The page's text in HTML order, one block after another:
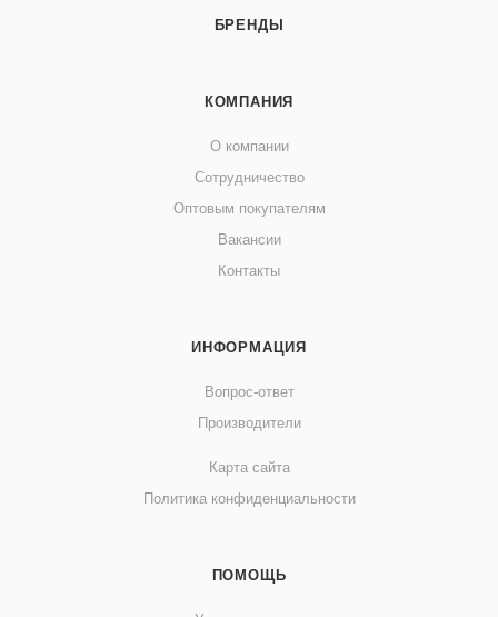
БРЕНДЫ
КОМПАНИЯ
О компании
Сотрудничество
Оптовым покупателям
Вакансии
Контакты
ИНФОРМАЦИЯ
Вопрос-ответ
Производители
Карта сайта
Политика конфиденциальности
ПОМОЩЬ